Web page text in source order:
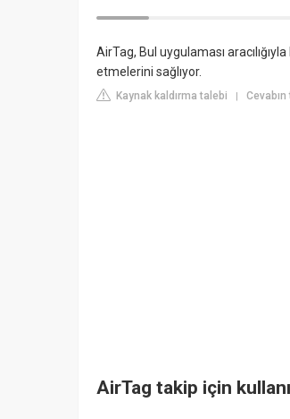
AirTag, Bul uygulaması
etmelerini sağlıyor.
Kaynak kaldırma talebi |
AirTag takip için